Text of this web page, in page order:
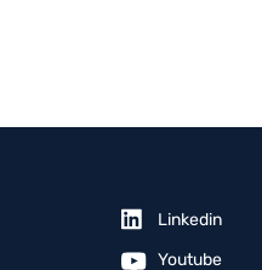
Linkedin
Youtube